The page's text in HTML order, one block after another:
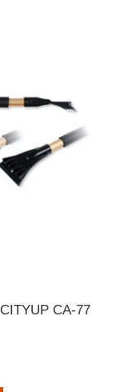
СА-77